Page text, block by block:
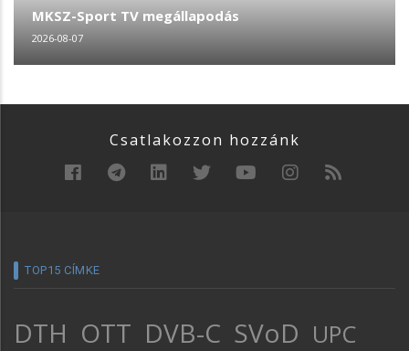
MKSZ-Sport TV megállapodás
2026-08-07
Csatlakozzon hozzánk
TOP15 CÍMKE
DTH OTT DVB-C SVoD UPC